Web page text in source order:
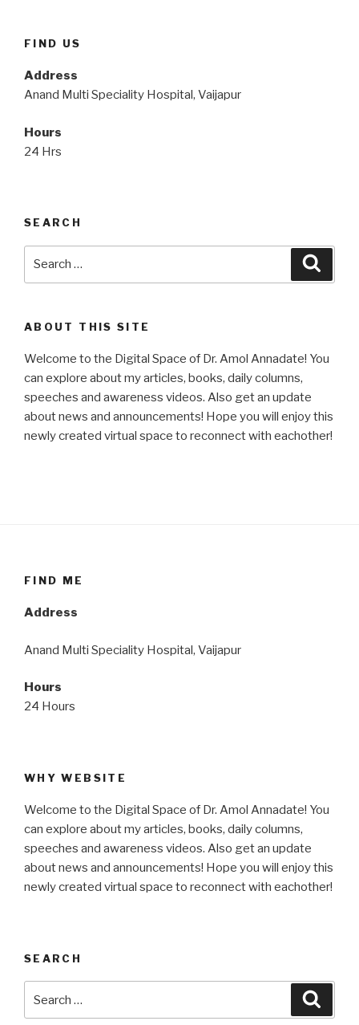
FIND US
Address
Anand Multi Speciality Hospital, Vaijapur
Hours
24 Hrs
SEARCH
ABOUT THIS SITE
Welcome to the Digital Space of Dr. Amol Annadate! You
can explore about my articles, books, daily columns,
speeches and awareness videos. Also get an update
about news and announcements! Hope you will enjoy this
newly created virtual space to reconnect with eachother!
FIND ME
Address
Anand Multi Speciality Hospital, Vaijapur
Hours
24 Hours
WHY WEBSITE
Welcome to the Digital Space of Dr. Amol Annadate! You
can explore about my articles, books, daily columns,
speeches and awareness videos. Also get an update
about news and announcements! Hope you will enjoy this
newly created virtual space to reconnect with eachother!
SEARCH
for: